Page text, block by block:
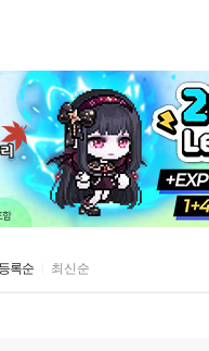
등록순 최신순